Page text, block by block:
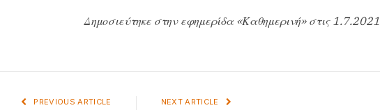
Δημοσιεύτηκε στην εφημερίδα «Καθημερινή» στις 1.7.2021
PREVIOUS ARTICLE NEXT ARTICLE